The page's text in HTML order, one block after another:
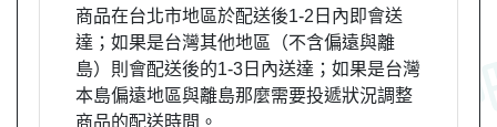
商品在台北市地區於配送後1-2日內即會送
達；如果是台灣其他地區（不含偏遠與離
島）則會配送後的1-3日內送達；如果是台灣
本島偏遠地區與離島那麼需要投遞狀況調整
商品的配送時間。